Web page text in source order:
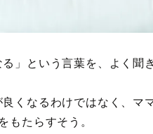
」という言葉を、よく聞
くなるわけではなく、マ
もたらすそう。